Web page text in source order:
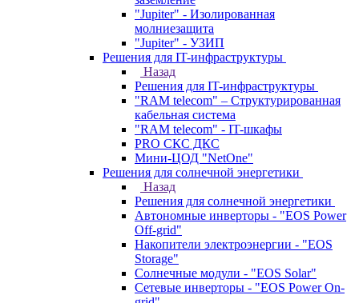
"Jupiter" - Изолированная
молниезащита
"Jupiter" - УЗИП
Решения для IT-инфраструктуры
Назад
Решения для IT-инфраструктуры
"RAM telecom" – Структурированная
кабельная система
"RAM telecom" - IT-шкафы
PRO СКС ДКС
Мини-ЦОД "NetOne"
Решения для солнечной энергетики
Назад
Решения для солнечной энергетики
Автономные инверторы - "EOS Power
Off-grid"
Накопители электроэнергии - "EOS
Storage"
Солнечные модули - "EOS Solar"
Сетевые инверторы - "EOS Power On-